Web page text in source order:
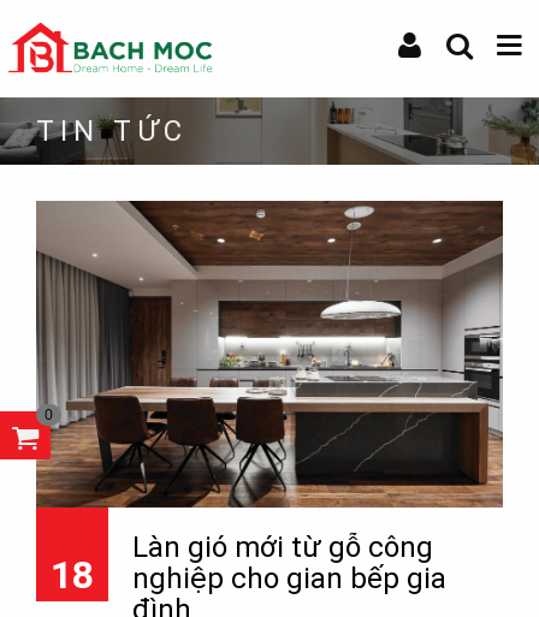
TIN TỨC
18
Làn gió mới từ gỗ công
nghiệp cho gian bếp gia
đình
0